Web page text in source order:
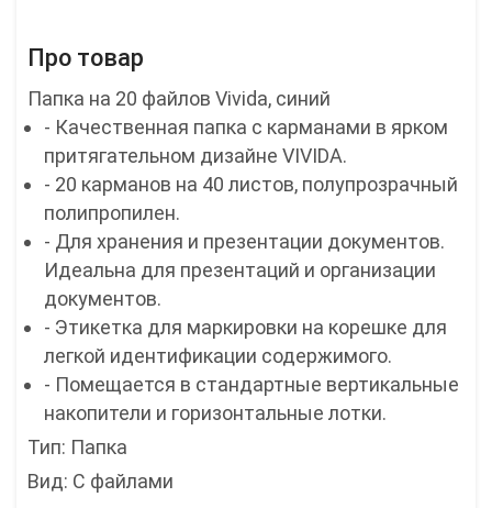
Про товар
Папка на 20 файлов Vivida, синий
- Качественная папка с карманами в ярком
притягательном дизайне VIVIDA.
- 20 карманов на 40 листов, полупрозрачный
полипропилен.
- Для хранения и презентации документов.
Идеальна для презентаций и организации
документов.
- Этикетка для маркировки на корешке для
легкой идентификации содержимого.
- Помещается в стандартные вертикальные
накопители и горизонтальные лотки.
Тип: Папка
Вид: С файлами